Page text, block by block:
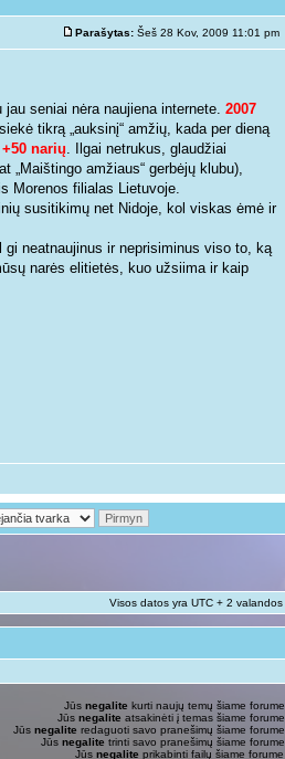
Parašytas: Šeš 28 Kov, 2009 11:01 pm
seniai nėra naujiena internete. 2007
tikrą „auksinį“ amžių, kada per dieną
+50 narių. Ilgai netrukus, glaudžiai
„Maištingo amžiaus“ gerbėjų klubu),
Morenos filialas Lietuvoje.
susitikimų net Nidoje, kol viskas ėmė ir
gi neatnaujinus ir neprisiminus viso to, ką
narės elitietės, kuo užsiima ir kaip
Visos datos yra UTC + 2 valandos
Jūs negalite kurti naujų temų šiame forume
Jūs negalite atsakinėti į temas šiame forume
Jūs negalite redaguoti savo pranešimų šiame forume
Jūs negalite trinti savo pranešimų šiame forume
Jūs negalite prikabinti failų šiame forume